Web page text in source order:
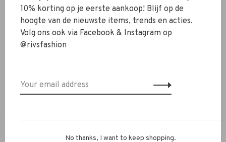
Accessoires
SALE
Contact Information
10% korting op je eerste aankoop! Blijf op de
hoogte van de nieuwste items, trends en acties.
Volg ons ook via Facebook & Instagram op
@rivsfashion
No thanks, I want to keep shopping.